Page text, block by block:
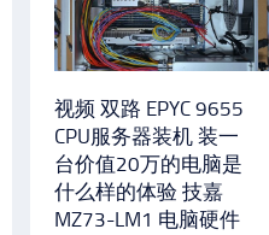
视频 双路 EPYC 9655
CPU服务器装机 装一
台价值20万的电脑是
什么样的体验 技嘉
MZ73-LM1 电脑硬件